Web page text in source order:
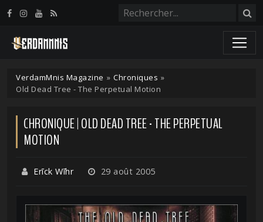
VerdamMnis Magazine » Chroniques »
Old Dead Tree - The Perpetual Motion
CHRONIQUE | OLD DEAD TREE - THE PERPETUAL
MOTION
Erīck Wīhr 29 août 2005
Panneau de gestion des cookies